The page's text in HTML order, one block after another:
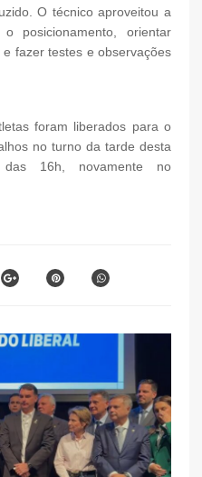
O técnico aproveitou a
posicionamento, orientar
fazer testes e observações
foram liberados para o
no turno da tarde desta
16h, novamente no